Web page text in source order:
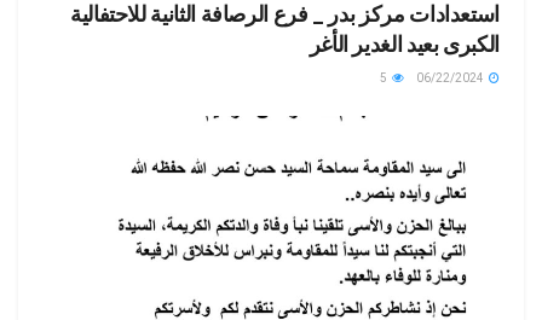
استعدادات مركز بدر _ فرع الرصافة الثانية للاحتفالية
الكبرى بعيد الغدير الأغر